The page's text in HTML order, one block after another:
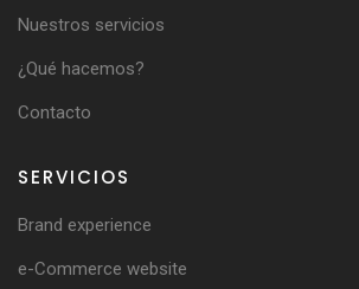
Nuestros servicios
¿Qué hacemos?
Contacto
SERVICIOS
Brand experience
e-Commerce website